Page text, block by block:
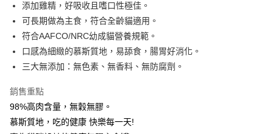
聯邦商業銀行
元大商業銀行
永豐商業銀行
玉山商業銀行
星展（台灣）商業銀行
台灣樂天信用卡公司
運送方式
新竹貨運宅配
祥億貨運
離島宅配
每筆NT$200，滿NT$1,000(含以上)免運費
添加雞精，好吸收且嗜口性極佳。
可長期做為主食，符合全齡貓適用。
符合AAFCO/NRC幼成貓營養規範。
口感為細緻的慕斯質地，易舔食，腸胃好消化。
三大無添加：無色素、無香料、無防腐劑。
銷售重點
98%高肉含量，無穀無膠。
慕斯質地，吃的健康 快樂每一天!